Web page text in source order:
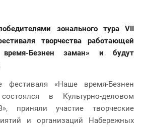
зонального тура VII
творчества работающей
Безнен заман» и будут
фестиваля «Наше время-Безнен
в Культурно-деловом
приняли участие творческие
и организаций Набережных